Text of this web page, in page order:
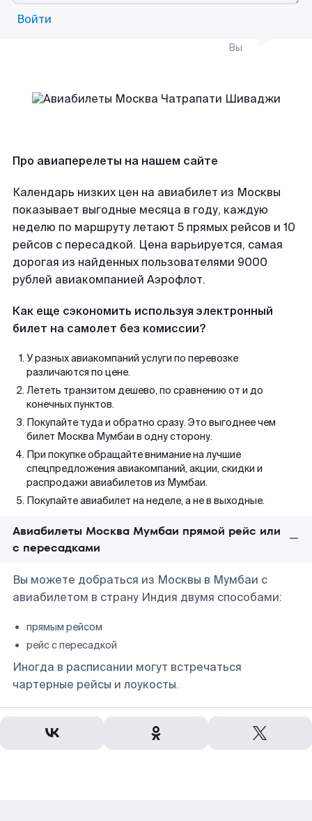
Войти
Вы
Про авиаперелеты на нашем сайте
Календарь низких цен на авиабилет из Москвы
показывает выгодные месяца в году, каждую
неделю по маршруту летают 5 прямых рейсов и 10
рейсов с пересадкой. Цена варьируется, самая
дорогая из найденных пользователями 9000
рублей авиакомпанией Аэрофлот.
Как еще сэкономить используя электронный
билет на самолет без комиссии?
У разных авиакомпаний услуги по перевозке
различаются по цене.
Лететь транзитом дешево, по сравнению от и до
конечных пунктов.
Покупайте туда и обратно сразу. Это выгоднее чем
билет Москва Мумбаи в одну сторону.
При покупке обращайте внимание на лучшие
спецпредложения авиакомпаний, акции, скидки и
распродажи авиабилетов из Мумбаи.
Покупайте авиабилет на неделе, а не в выходные.
Авиабилеты Москва Мумбаи прямой рейс или
с пересадками
Вы можете добраться из Москвы в Мумбаи с
авиабилетом в страну Индия двумя способами:
прямым рейсом
рейс с пересадкой
Иногда в расписании могут встречаться
чартерные рейсы и лоукосты.